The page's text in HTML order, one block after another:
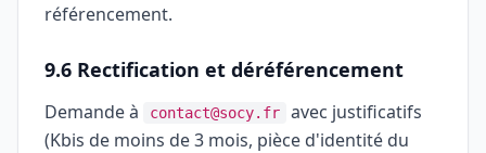
référencement.
9.6 Rectification et déréférencement
Demande à contact@socy.fr
avec justificatifs
(Kbis de moins de 3 mois, pièce d'identité du